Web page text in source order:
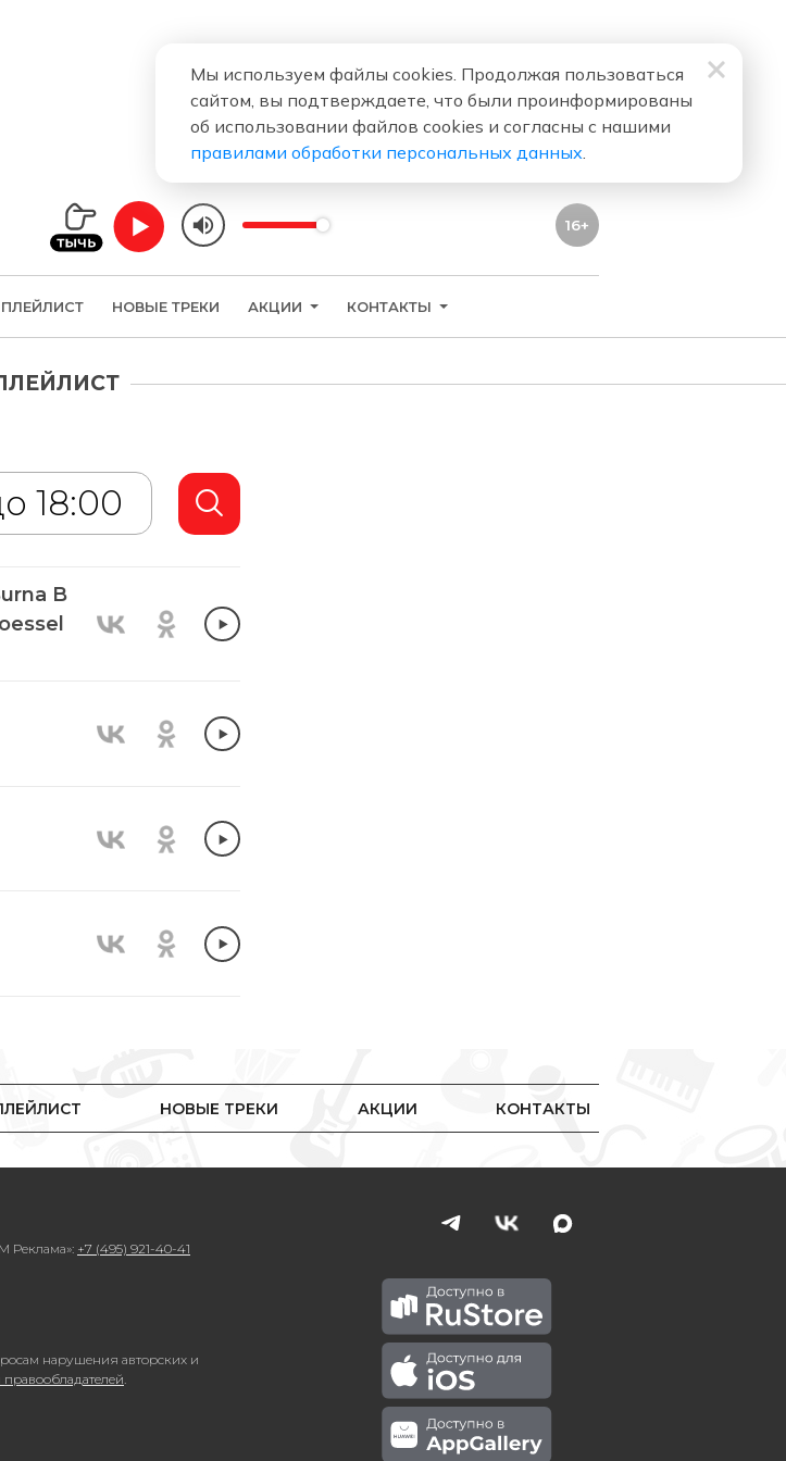
16+
ПЛЕЙЛИСТ НОВЫЕ ТРЕКИ АКЦИИ КОНТАКТЫ
B
НОВЫЕ ТРЕКИ АКЦИИ КОНТАКТЫ
Реклама»: +7 (495) 921-40-41
нарушения авторских и
.
Мы используем файлы cookies. Продолжая пользоваться
сайтом, вы подтверждаете, что были проинформированы
об использовании файлов cookies и согласны с нашими
правилами обработки персональных данных.